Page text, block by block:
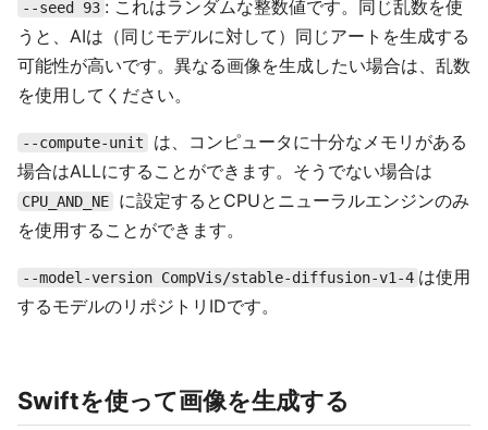
--seed 93 : これはランダムな整数値です。同じ乱数を使
うと、AIは（同じモデルに対して）同じアートを生成する
可能性が高いです。異なる画像を生成したい場合は、乱数
を使用してください。
--compute-unit
は、コンピュータに十分なメモリがある
場合はALLにすることができます。そうでない場合は
CPU_AND_NE
に設定するとCPUとニューラルエンジンのみ
を使用することができます。
--model-version CompVis/stable-diffusion-v1-4 は使用
するモデルのリポジトリIDです。
Swiftを使って画像を生成する